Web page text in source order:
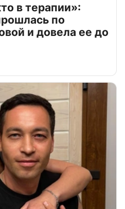
в терапии»:
по
и довела ее до